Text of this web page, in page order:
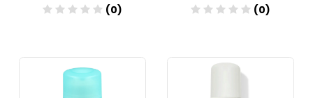
(0)
Añadir
(0)
Añadir